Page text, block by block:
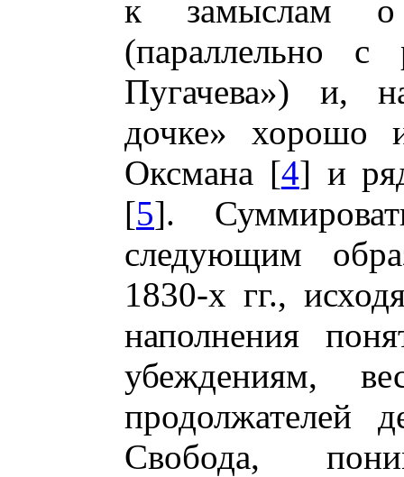
к замыслам о
(параллельно с
Пугачева») и,
дочке» хорошо
Оксмана [4] и
[5].
следующим
1830-х гг.,
наполнения
убеждениям,
продолжателей
Свобода,